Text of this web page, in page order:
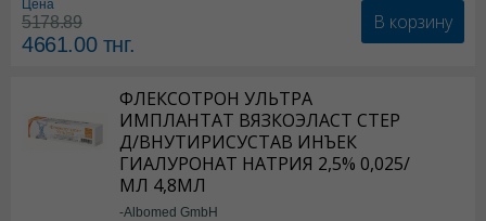
Цена
5178.89
4661.00тнг.
В корзину
ФЛЕКСОТРОН УЛЬТРА
ИМПЛАНТАТ ВЯЗКОЭЛАСТ СТЕР
Д/ВНУТИРИСУСТАВ ИНЪЕК
ГИАЛУРОНАТ НАТРИЯ 2,5% 0,025/
МЛ 4,8МЛ
-Albomed GmbH